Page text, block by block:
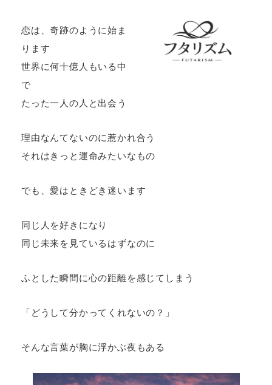
恋は、奇跡のように始ま
ります
世界に何十億人もいる中
で
たった一人の人と出会う
理由なんてないのに惹かれ合う
それはきっと運命みたいなもの
でも、愛はときどき迷います
同じ人を好きになり
同じ未来を見ているはずなのに
ふとした瞬間に心の距離を感じてしまう
「どうして分かってくれないの？」
そんな言葉が胸に浮かぶ夜もある